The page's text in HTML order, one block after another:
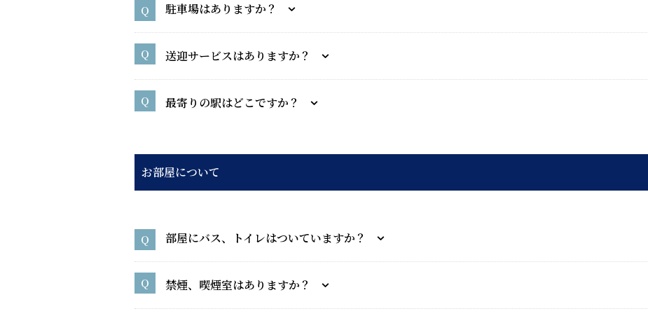
駐車場はありますか？
送迎サービスはありますか？
最寄りの駅はどこですか？
お部屋について
部屋にバス、トイレはついていますか？
禁煙、喫煙室はありますか？